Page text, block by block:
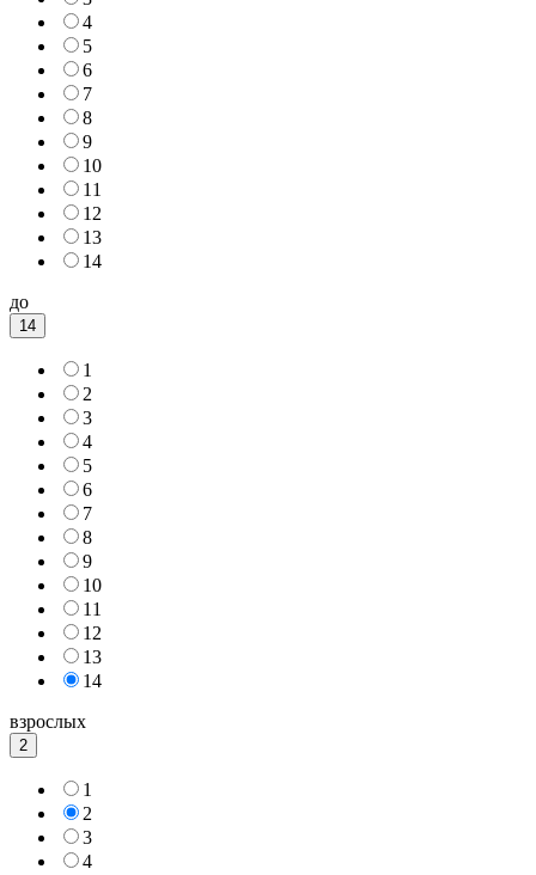
4
5
6
7
8
9
10
11
12
13
14
до
14
1
2
3
4
5
6
7
8
9
10
11
12
13
14
взрослых
2
1
2
3
4